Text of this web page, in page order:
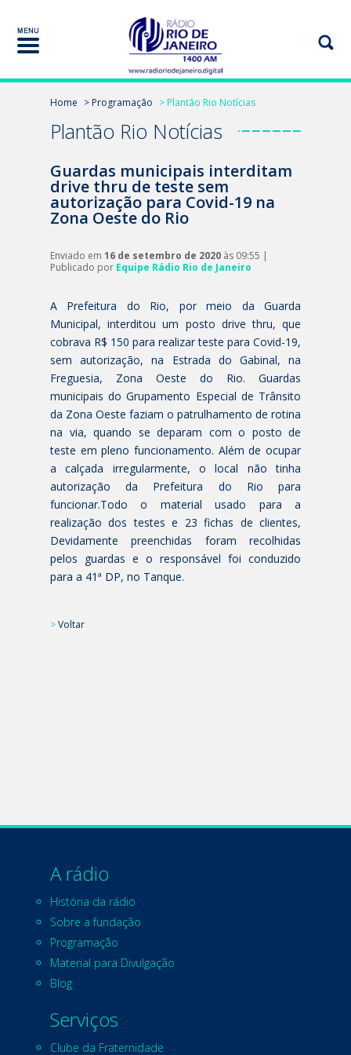
Home > Programação > Plantão Rio Notícias
Plantão Rio Notícias
Guardas municipais interditam
drive thru de teste sem
autorização para Covid-19 na
Zona Oeste do Rio
Enviado em 16 de setembro de 2020 às 09:55 |
Publicado por Equipe Rádio Rio de Janeiro
A Prefeitura do Rio, por meio da Guarda
Municipal, interditou um posto drive thru, que
cobrava R$ 150 para realizar teste para Covid-19,
sem autorização, na Estrada do Gabinal, na
Freguesia, Zona Oeste do Rio. Guardas
municipais do Grupamento Especial de Trânsito
da Zona Oeste faziam o patrulhamento de rotina
na via, quando se deparam com o posto de
teste em pleno funcionamento. Além de ocupar
a calçada irregularmente, o local não tinha
autorização da Prefeitura do Rio para
funcionar.Todo o material usado para a
realização dos testes e 23 fichas de clientes,
Devidamente preenchidas foram recolhidas
pelos guardas e o responsável foi conduzido
para a 41ª DP, no Tanque.
>Voltar
A rádio
História da rádio
Sobre a fundação
Programação
Material para Divulgação
Blog
Serviços
Clube da Fraternidade